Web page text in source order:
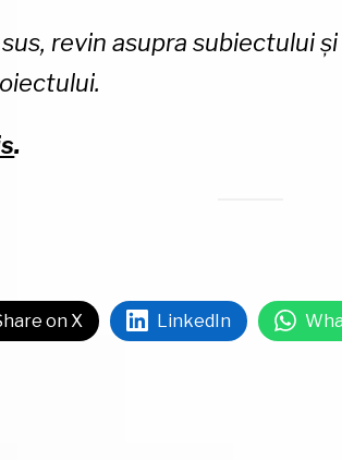
revin asupra subiectului
.
on X LinkedIn